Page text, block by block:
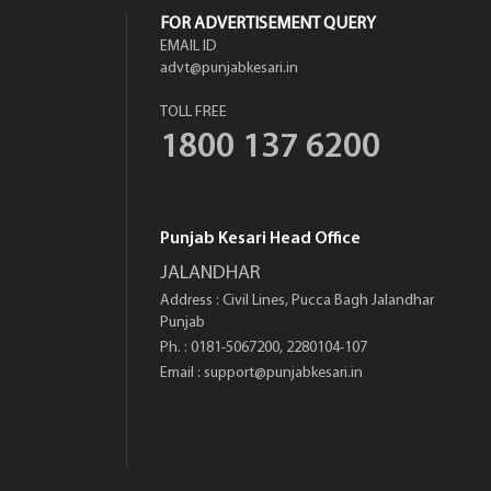
FOR ADVERTISEMENT QUERY
EMAIL ID
advt@punjabkesari.in
TOLL FREE
1800 137 6200
Punjab Kesari Head Office
JALANDHAR
Address : Civil Lines, Pucca Bagh Jalandhar
Punjab
Ph. : 0181-5067200, 2280104-107
Email : support@punjabkesari.in